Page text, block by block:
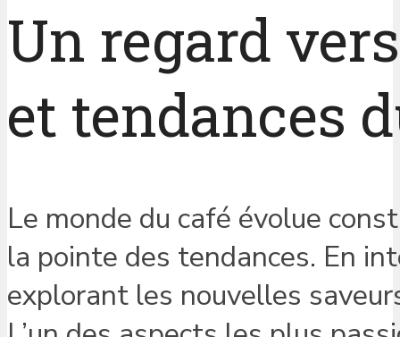
Un regard
et tendances
Le monde du café évolue
la pointe des tendances. En
explorant les nouvelles